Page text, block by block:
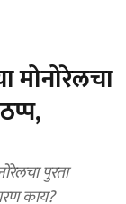
पुरता
काय?